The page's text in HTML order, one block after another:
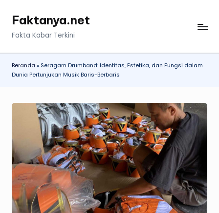
Faktanya.net
Fakta Kabar Terkini
Beranda » Seragam Drumband: Identitas, Estetika, dan Fungsi dalam
Dunia Pertunjukan Musik Baris-Berbaris